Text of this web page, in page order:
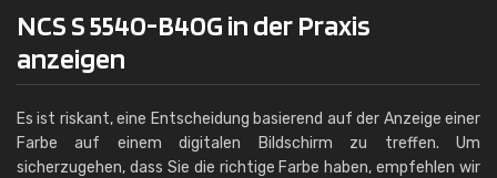
NCS S 5540-B40G in der Praxis
anzeigen
Es ist riskant, eine Entscheidung basierend auf der Anzeige einer
Farbe auf einem digitalen Bildschirm zu treffen. Um
sicherzugehen, dass Sie die richtige Farbe haben, empfehlen wir